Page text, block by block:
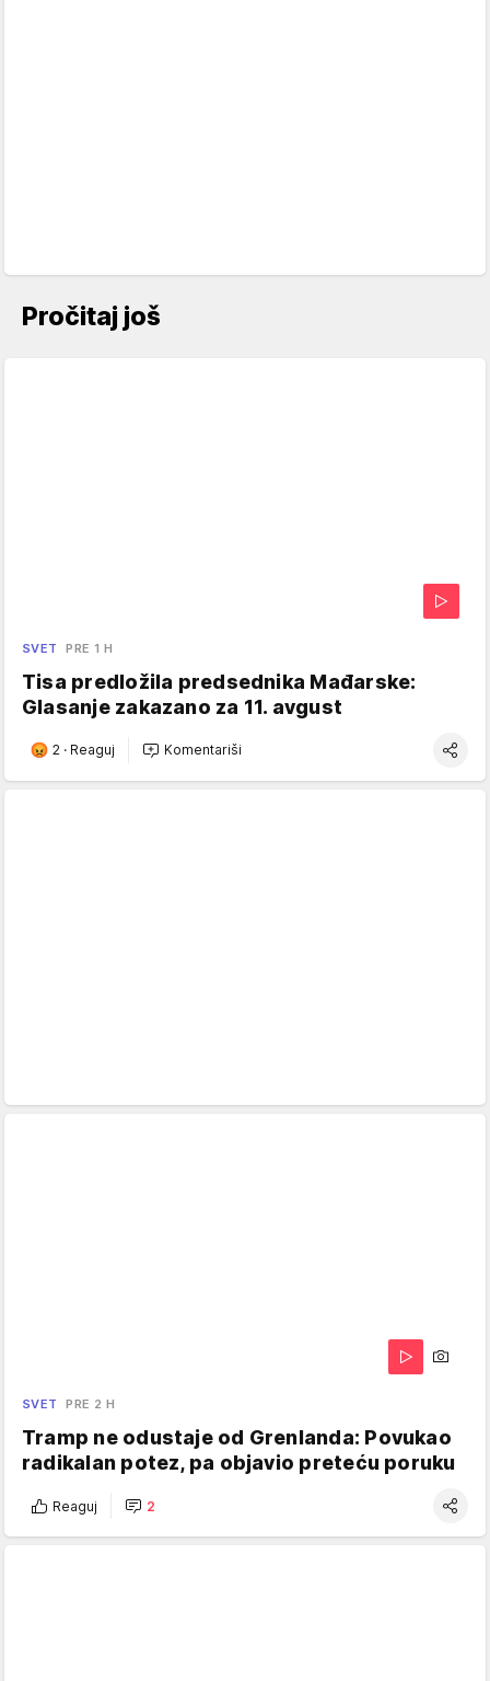
Pročitaj još
SVET PRE 1 H
Tisa predložila predsednika Mađarske:
Glasanje zakazano za 11. avgust
2 · Reaguj Komentariši
SVET PRE 2 H
Tramp ne odustaje od Grenlanda: Povukao
radikalan potez, pa objavio preteću poruku
Reaguj 2